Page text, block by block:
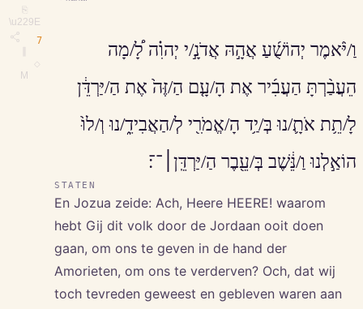
⎘
\u229E
M
7
וַ/יֹּ֨אמֶר יְהוֹשֻׁ֜עַ אֲהָ֣הּ אֲדֹנָ֣/י יְהוִ֗ה לָ֠/מָה
הֵעֲבַ֨רְתָּ הַעֲבִ֜יר אֶת הָ/עָ֤ם הַ/זֶּה֙ אֶת הַ/יַּרְדֵּ֔ן
לָ/תֵ֥ת אֹתָ֛/נוּ בְּ/יַ֥ד הָ/אֱמֹרִ֖י לְ/הַאֲבִידֵ֑/נוּ וְ/לוּ֙
הוֹאַ֣לְנוּ וַ/נֵּ֔שֶׁב בְּ/עֵ֖בֶר הַ/יַּרְדֵּֽן׀־־׃
STATEN
En Jozua zeide: Ach, Heere HEERE! waarom
hebt Gij dit volk door de Jordaan ooit doen
gaan, om ons te geven in de hand der
Amorieten, om ons te verderven? Och, dat wij
toch tevreden geweest en gebleven waren aan